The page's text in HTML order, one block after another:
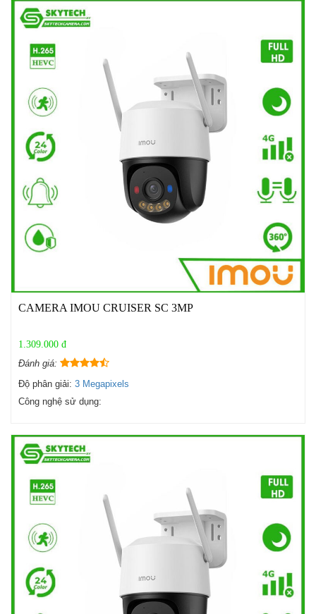
CAMERA IMOU CRUISER SC 3MP
1.309.000 đ
Đánh giá:
Độ phân giải: 3 Megapixels
Công nghệ sử dụng: